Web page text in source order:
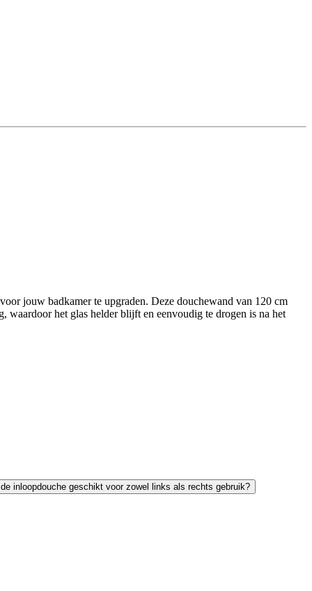
jouw badkamer te upgraden. Deze douchewand van 120 cm
waardoor het glas helder blijft en eenvoudig te drogen is na het
inloopdouche geschikt voor zowel links als rechts gebruik?